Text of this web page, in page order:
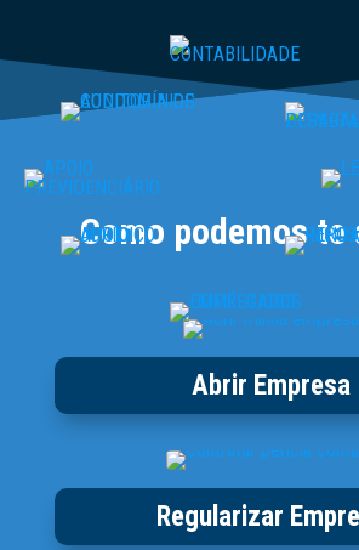
Como podemos te
Abrir Empresa
Regularizar